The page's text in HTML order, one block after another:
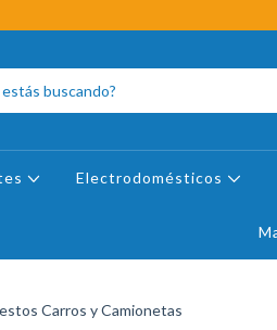
Electrodomésticos
Carros y Camionetas